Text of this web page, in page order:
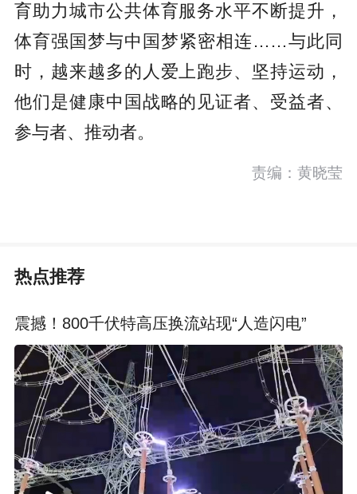
育助力城市公共体育服务水平不断提升，
体育强国梦与中国梦紧密相连……与此同
时，越来越多的人爱上跑步、坚持运动，
他们是健康中国战略的见证者、受益者、
参与者、推动者。
责编：黄晓莹
热点推荐
震撼！800千伏特高压换流站现“人造闪电”